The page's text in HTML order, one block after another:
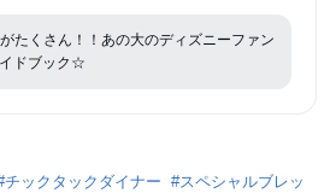
たくさん！！あの大のディズニーファン
ドブック☆
チックタックダイナー #スペシャルブレッ